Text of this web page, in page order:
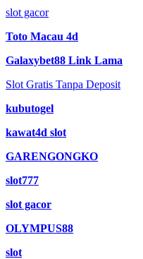
slot gacor
Toto Macau 4d
Galaxybet88 Link Lama
Slot Gratis Tanpa Deposit
kubutogel
kawat4d slot
GARENGONGKO
slot777
slot gacor
OLYMPUS88
slot